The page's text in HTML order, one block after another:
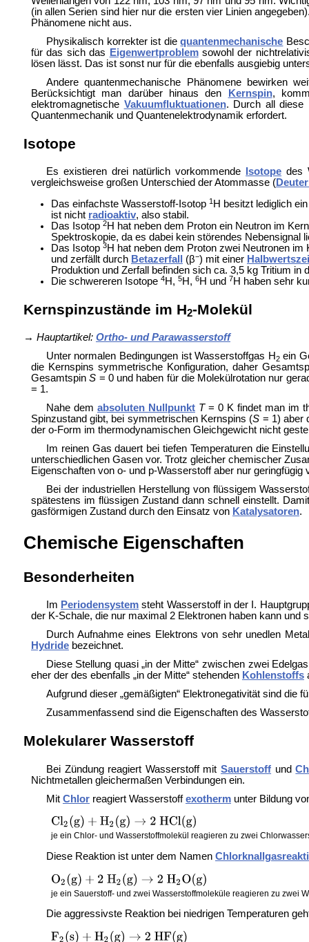
(in allen Serien sind hier nur die ersten vier Linien
Phänomene nicht aus.
Physikalisch korrekter ist diequantenmechanische
für das sich das
Eigenwertproblemsowohl der
lösen lässt. Das ist sonst nur für die ebenfalls ausgiebig
Andere quantenmechanische Phänomene bewirken
Berücksichtigt man darüber hinaus den
Kernspin,
elektromagnetische Vakuumfluktuationen. Durch all diese
Quantenmechanik und Quantenelektrodynamik erfordert.
Isotope
Es existieren drei natürlich vorkommende Isotope des
vergleichsweise großen Unterschied der Atommasse (
Das einfachste Wasserstoff-Isotop 1H besitzt lediglich
ist nicht radioaktiv, also stabil.
Das Isotop 2H hat neben dem Proton ein Neutron im
Spektroskopie, da es dabei kein störendes Nebensignal
Das Isotop 3H hat neben dem Proton zwei Neutronen
und zerfällt durch Betazerfall (β−) mit einer
Produktion und Zerfall befinden sich ca. 3,5 kg Tritium in
Die schwereren Isotope 4H, 5H, 6H und 7H haben sehr
Kernspinzustände im H2-Molekül
→ Hauptartikel: Ortho- und Parawasserstoff
Unter normalen Bedingungen ist Wasserstoffgas H2ein
die Kernspins symmetrische Konfiguration, daher
GesamtspinS = 0 und haben für die Molekülrotation nur
= 1.
Nahe dem absoluten Nullpunkt T= 0 K findet man im
Spinzustand gibt, bei symmetrischen Kernspins (S = 1) aber
der o-Form im thermodynamischen Gleichgewicht nicht
Im reinen Gas dauert bei tiefen Temperaturen die
unterschiedlichen Gasen vor. Trotz gleicher chemischer
Eigenschaften von o- und p-Wasserstoff aber nur
Bei der industriellen Herstellung von flüssigem
spätestens im flüssigen Zustand dann schnell einstellt.
gasförmigen Zustand durch den Einsatz von Katalysatoren.
Chemische Eigenschaften
Besonderheiten
Im Periodensystem steht Wasserstoff in der I.
der K-Schale, die nur maximal 2 Elektronen haben kann und
Durch Aufnahme eines Elektrons von sehr unedlen
Hydridebezeichnet.
Diese Stellung quasi „in der Mitte“ zwischen zwei
eher der des ebenfalls „in der Mitte“ stehenden Kohlenstoffs
Aufgrund dieser „gemäßigten“ Elektronegativität sind
Zusammenfassend sind die Eigenschaften des
Molekularer Wasserstoff
Bei Zündung reagiert Wasserstoff mitSauerstoff und
Nichtmetallen gleichermaßen Verbindungen ein.
Mit Chlorreagiert Wasserstoffexothermunter Bildung
je ein Chlor- und Wasserstoffmolekül reagieren zu zwei
Diese Reaktion ist unter dem Namen
je ein Sauerstoff- und zwei Wasserstoffmoleküle reagieren zu zwei
Die aggressivste Reaktion bei niedrigen Temperaturen